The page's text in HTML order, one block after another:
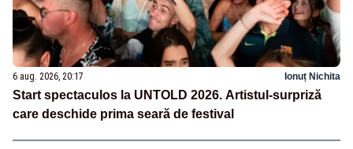
6 aug. 2026, 20:17 Ionuț Nichita
Start spectaculos la UNTOLD 2026. Artistul-surpriză
care deschide prima seară de festival